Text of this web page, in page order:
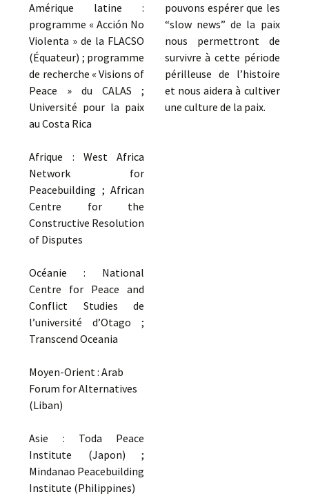
Amérique latine :
programme « Acción No
Violenta » de la FLACSO
(Équateur) ; programme
de recherche « Visions of
Peace » du CALAS ;
Université pour la paix
au Costa Rica
Afrique : West Africa
Network for
Peacebuilding ; African
Centre for the
Constructive Resolution
of Disputes
Océanie : National
Centre for Peace and
Conflict Studies de
l’université d’Otago ;
Transcend Oceania
Moyen-Orient : Arab
Forum for Alternatives
(Liban)
Asie : Toda Peace
Institute (Japon) ;
Mindanao Peacebuilding
Institute (Philippines)
pouvons espérer que les
“slow news” de la paix
nous permettront de
survivre à cette période
périlleuse de l’histoire
et nous aidera à cultiver
une culture de la paix.